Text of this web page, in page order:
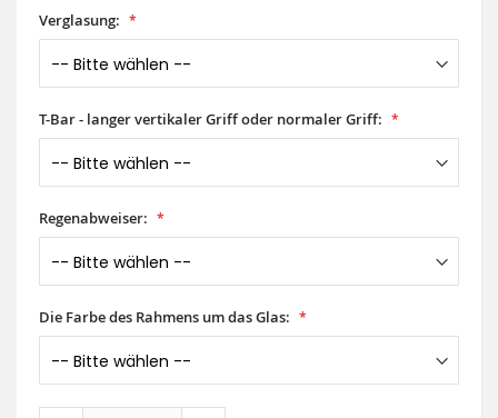
Verglasung:
T-Bar - langer vertikaler Griff oder normaler Griff:
Regenabweiser:
Die Farbe des Rahmens um das Glas: